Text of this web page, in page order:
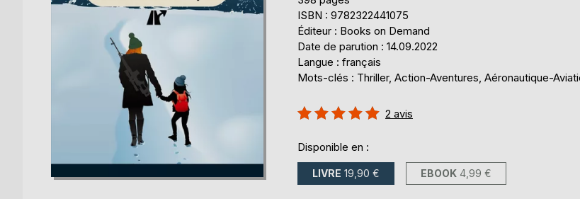
ISBN : 9782322441075
Éditeur : Books on Demand
Date de parution : 14.09.2022
Langue : français
Mots-clés : Thriller, Action-Aventures, Aéronautique-
Évaluation:
2 avis
Disponible en :
LIVRE 19,90 € EBOOK 4,99 €